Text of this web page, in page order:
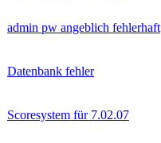
admin pw angeblich fehlerhaft
Datenbank fehler
Scoresystem für 7.02.07